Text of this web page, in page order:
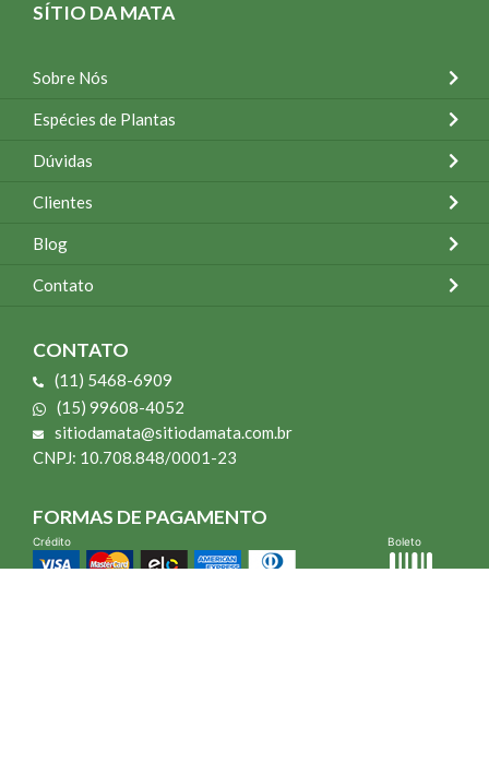
SÍTIO DA MATA
Sobre Nós
Espécies de Plantas
Dúvidas
Clientes
Blog
Contato
CONTATO
(11) 5468-6909
(15) 99608-4052
sitiodamata@sitiodamata.com.br
CNPJ: 10.708.848/0001-23
FORMAS DE PAGAMENTO
Crédito Boleto